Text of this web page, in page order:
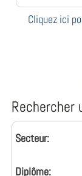
Cliquez ici
Rechercher
Secteur:
Diplôme: